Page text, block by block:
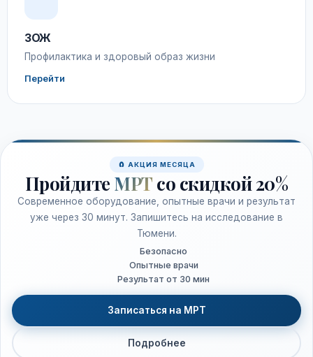
ЗОЖ
Профилактика и здоровый образ жизни
Перейти
🧲 АКЦИЯ МЕСЯЦА
Пройдите МРТ со скидкой 20%
Современное оборудование, опытные врачи и результат
уже через 30 минут. Запишитесь на исследование в
Тюмени.
Безопасно
Опытные врачи
Результат от 30 мин
Записаться на МРТ
Подробнее